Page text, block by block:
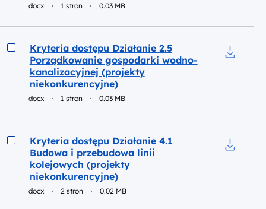
docx 1 stron 0.03 MB
Podgląd
Kryteria dostępu Działanie 2.5
Porządkowanie gospodarki wodno-
kanalizacyjnej (projekty
niekonkurencyjne)
docx 1 stron 0.03 MB
Podgląd
Kryteria dostępu Działanie 4.1
Budowa i przebudowa linii
kolejowych (projekty
niekonkurencyjne)
docx 2 stron 0.02 MB